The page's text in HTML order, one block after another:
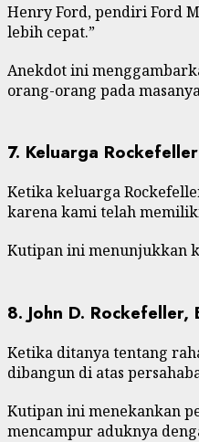
Henry Ford, pendiri Ford
lebih cepat.”
Anekdot ini
orang-orang pada
7. Keluarga
Ketika keluarga
karena kami telah
Kutipan ini menunjukkan
8. John D. Rockefeller,
Ketika ditanya tentang
dibangun di atas
Kutipan ini menekankan
mencampur aduknya